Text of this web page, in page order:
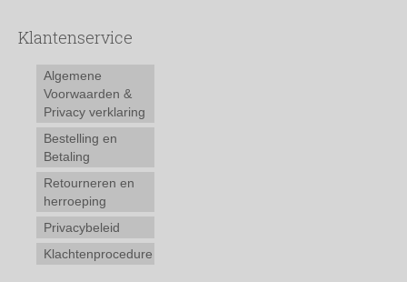
Klantenservice
Algemene
Voorwaarden &
Privacy verklaring
Bestelling en
Betaling
Retourneren en
herroeping
Privacybeleid
Klachtenprocedure